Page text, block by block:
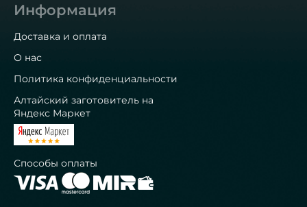
Информация
Доставка и оплата
О нас
Политика конфиденциальности
Алтайский заготовитель на
Яндекс Маркет
Способы оплаты